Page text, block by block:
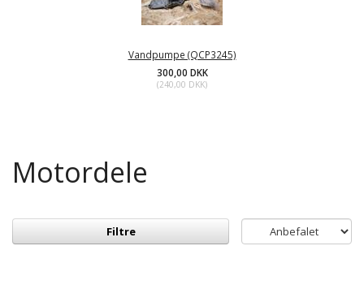
Vandpumpe (QCP3245)
300,00 DKK
(240,00 DKK)
Motordele
Filtre